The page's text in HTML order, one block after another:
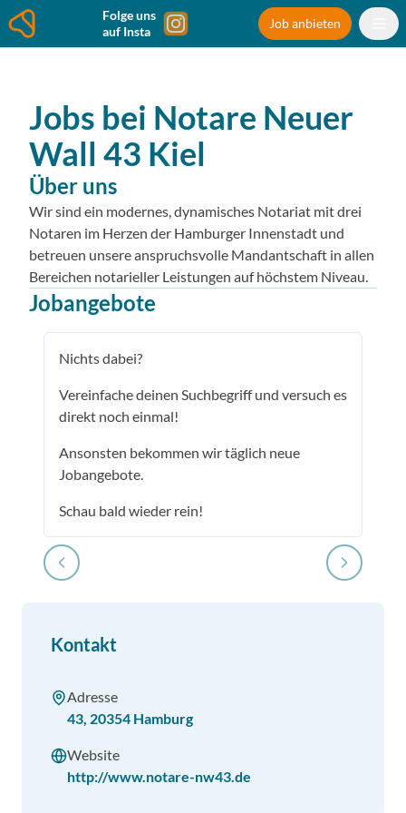
Folge uns
auf Insta
Job anbieten
Jobs bei Notare Neuer
Wall 43 Kiel
Über uns
Wir sind ein modernes, dynamisches Notariat mit drei
Notaren im Herzen der Hamburger Innenstadt und
betreuen unsere anspruchsvolle Mandantschaft in allen
Bereichen notarieller Leistungen auf höchstem Niveau.
Jobangebote
Nichts dabei?
Vereinfache deinen Suchbegriff und versuch es
direkt noch einmal!
Ansonsten bekommen wir täglich neue
Jobangebote.
Schau bald wieder rein!
Kontakt
Adresse
43, 20354 Hamburg
Website
http://www.notare-nw43.de